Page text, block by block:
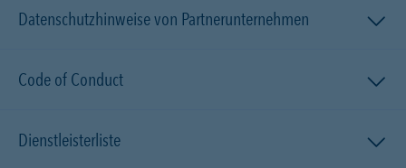
Datenschutzhinweise von Partnerunternehmen
Code of Conduct
Dienstleisterliste